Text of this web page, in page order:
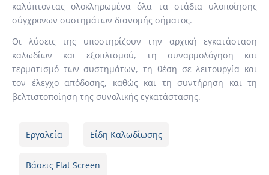
καλύπτοντας ολοκληρωμένα όλα τα στάδια υλοποίησης
σύγχρονων συστημάτων διανομής σήματος.
Οι λύσεις της υποστηρίζουν την αρχική εγκατάσταση
καλωδίων και εξοπλισμού, τη συναρμολόγηση και
τερματισμό των συστημάτων, τη θέση σε λειτουργία και
τον έλεγχο απόδοσης, καθώς και τη συντήρηση και τη
βελτιστοποίηση της συνολικής εγκατάστασης.
Εργαλεία Είδη Καλωδίωσης
Βάσεις Flat Screen